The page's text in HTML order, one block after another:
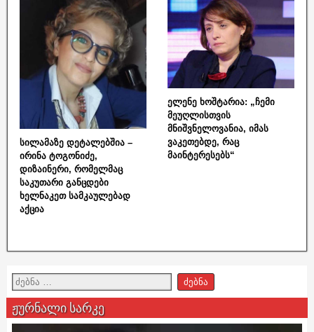
სილამაზე დეტალებშია –
ირინა ტოგონიძე,
დიზაინერი, რომელმაც
საკუთარი განცდები
ხელნაკეთ სამკაულებად
აქცია
ელენე ხოშტარია: „ჩემი
მეუღლისთვის
მნიშვნელოვანია, იმას
ვაკეთებდე, რაც
მაინტერესებს“
ჟურნალი სარკე